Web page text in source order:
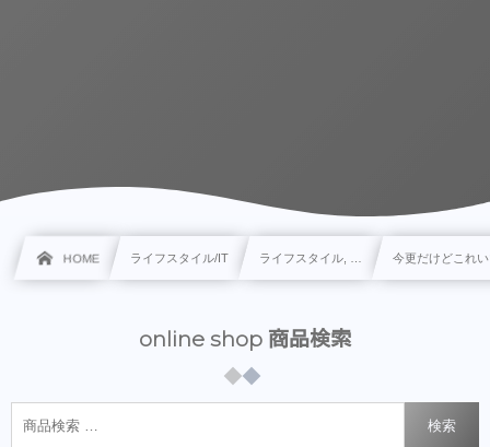
HOME ライフスタイル/IT ライフスタイル, … 今更だけどこれ
online shop 商品検索
検索